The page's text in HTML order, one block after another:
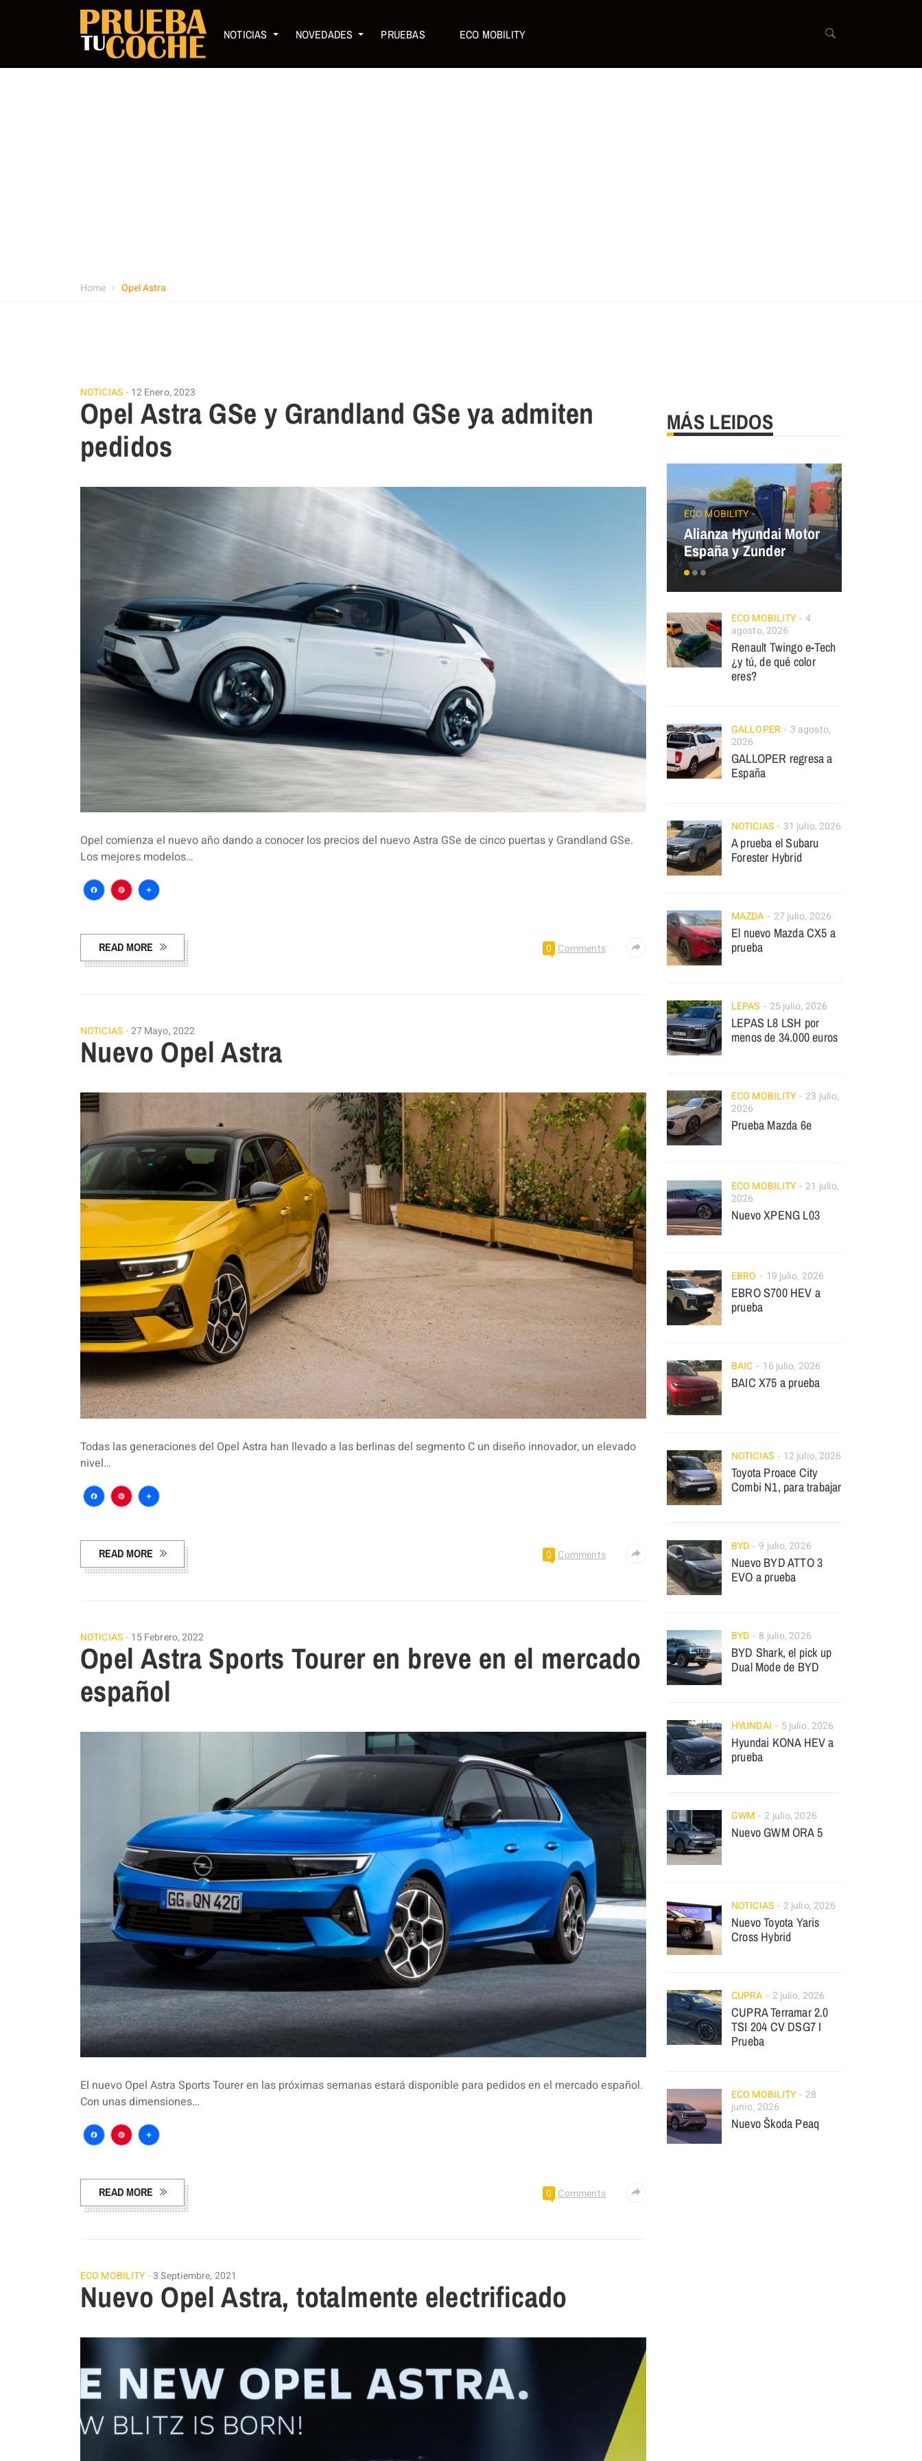
NOTICIAS NOVEDADES PRUEBAS ECO MOBILITY
Home Opel Astra
NOTICIAS 12 Enero, 2023
Opel Astra GSe y Grandland GSe ya admiten
pedidos
Opel comienza el nuevo año dando a conocer los precios del nuevo Astra GSe de cinco puertas y Grandland GSe.
Los mejores modelos…
Facebook
Pinterest
Compartir
READ MORE 0 Comments
NOTICIAS 27 Mayo, 2022
Nuevo Opel Astra
Todas las generaciones del Opel Astra han llevado a las berlinas del segmento C un diseño innovador, un elevado
nivel…
Facebook
Pinterest
Compartir
READ MORE 0 Comments
NOTICIAS 15 Febrero, 2022
Opel Astra Sports Tourer en breve en el mercado
español
El nuevo Opel Astra Sports Tourer en las próximas semanas estará disponible para pedidos en el mercado español.
Con unas dimensiones…
Facebook
Pinterest
Compartir
READ MORE 0 Comments
ECO MOBILITY 3 Septiembre, 2021
Nuevo Opel Astra, totalmente electrificado
MÁS LEIDOS
ECO MOBILITY
Alianza Hyundai Motor
España y Zunder
ECO MOBILITY
4
agosto, 2026
Renault Twingo e-Tech
¿y tú, de qué color
eres?
GALLOPER
3 agosto,
2026
GALLOPER regresa a
España
NOTICIAS 31 julio, 2026
A prueba el Subaru
Forester Hybrid
MAZDA 27 julio, 2026
El nuevo Mazda CX5 a
prueba
LEPAS 25 julio, 2026
LEPAS L8 LSH por
menos de 34.000 euros
ECO MOBILITY
23 julio,
2026
Prueba Mazda 6e
ECO MOBILITY
21 julio,
2026
Nuevo XPENG L03
EBRO 19 julio, 2026
EBRO S700 HEV a
prueba
BAIC 16 julio, 2026
BAIC X75 a prueba
NOTICIAS 12 julio, 2026
Toyota Proace City
Combi N1, para trabajar
BYD 9 julio, 2026
Nuevo BYD ATTO 3
EVO a prueba
BYD 8 julio, 2026
BYD Shark, el pick up
Dual Mode de BYD
HYUNDAI 5 julio, 2026
Hyundai KONA HEV a
prueba
GWM 2 julio, 2026
Nuevo GWM ORA 5
NOTICIAS 2 julio, 2026
Nuevo Toyota Yaris
Cross Hybrid
CUPRA 2 julio, 2026
CUPRA Terramar 2.0
TSI 204 CV DSG7 I
Prueba
ECO MOBILITY
28
junio, 2026
Nuevo Škoda Peaq